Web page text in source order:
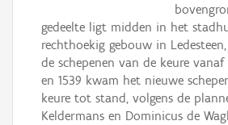
gedeelte ligt midden in het
rechthoekig gebouw in
de schepenen van de keure vanaf
en 1539 kwam het nieuwe
keure tot stand, volgens de
Keldermans en Dominicus de